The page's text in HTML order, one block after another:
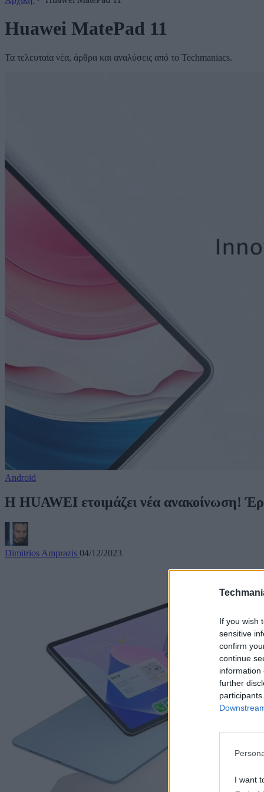
If you wish
sensitive
confirm
continue
information
further
I want
Huawei MatePad 11
Τα τελευταία νέα, άρθρα και αναλύσεις από το Techmaniacs.
Android
Η HUAWEI ετοιμάζει νέα ανακοίνωση!
Dimitrios Amprazis 04/12/2023